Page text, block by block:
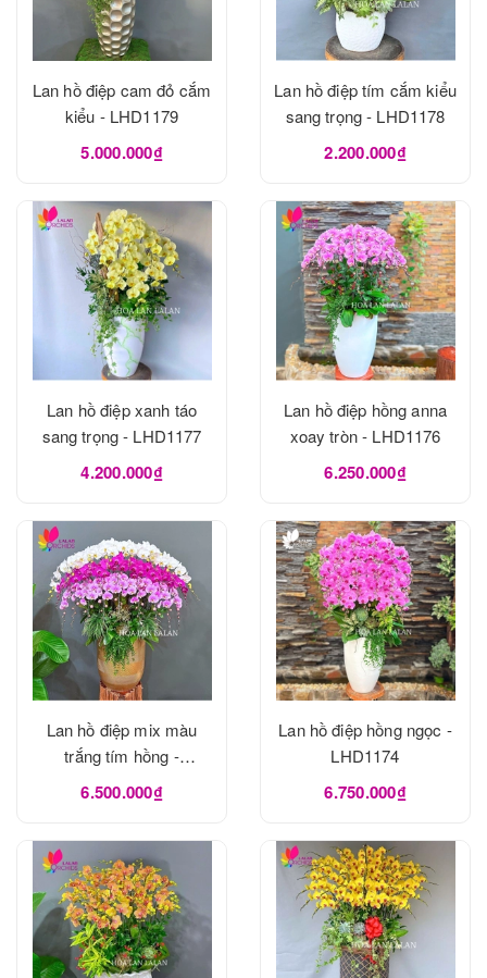
Lan hồ điệp cam đỏ cắm
kiểu - LHD1179
5.000.000₫
Lan hồ điệp tím cắm kiểu
sang trọng - LHD1178
2.200.000₫
Lan hồ điệp xanh táo
sang trọng - LHD1177
4.200.000₫
Lan hồ điệp hồng anna
xoay tròn - LHD1176
6.250.000₫
Lan hồ điệp mix màu
trắng tím hồng -
LHD1175
6.500.000₫
Lan hồ điệp hồng ngọc -
LHD1174
6.750.000₫